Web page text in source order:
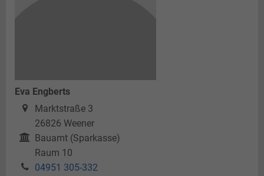
Eva Engberts
Marktstraße 3
26826 Weener
Bauamt (Sparkasse)
Raum 10
04951 305-332